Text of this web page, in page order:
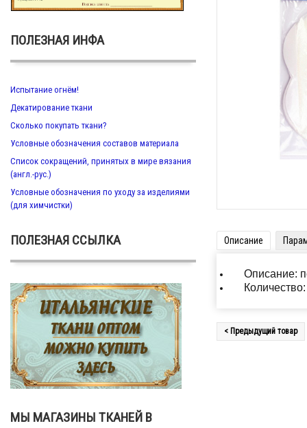
ПОЛЕЗНАЯ ИНФА
Испытание огнём!
Декатирование ткани
Сколько покупать ткани?
Условные обозначения составов материала
Список сокращений, принятых в мире вязания
(англ.-рус.)
Условные обозначения по уходу за изделиями
(для химчистки)
ПОЛЕЗНАЯ ССЫЛКА
МЫ МАГАЗИНЫ ТКАНЕЙ В
Описание
Описание:
< Предыдущий товар